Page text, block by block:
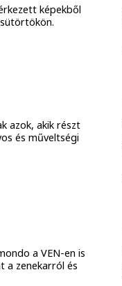
képekből
azok, akik részt
és műveltségi
a VEN-en is
a zenekarról és